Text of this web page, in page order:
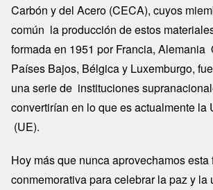
Carbón y del Acero (CECA), cuyos
común la producción de estos
formada en 1951 por Francia, Alemania
Países Bajos, Bélgica y Luxemburgo,
una serie de instituciones
convertirían en lo que es actualmente la
(UE).
Hoy más que nunca aprovechamos esta
conmemorativa para celebrar la paz y